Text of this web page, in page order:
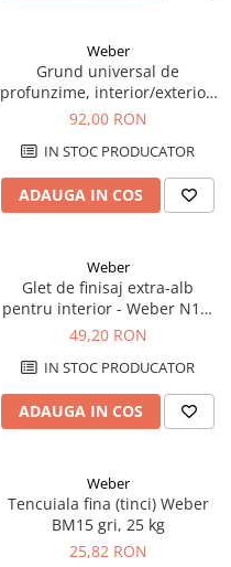
Weber
Grund universal de
profunzime, interior/exterior,
Weber GR100, gri, 5 kg
92,00 RON
IN STOC PRODUCATOR
ADAUGA IN COS
Weber
Glet de finisaj extra-alb
pentru interior - Weber N19,
20kg
49,20 RON
IN STOC PRODUCATOR
ADAUGA IN COS
Weber
Tencuiala fina (tinci) Weber
BM15 gri, 25 kg
25,82 RON